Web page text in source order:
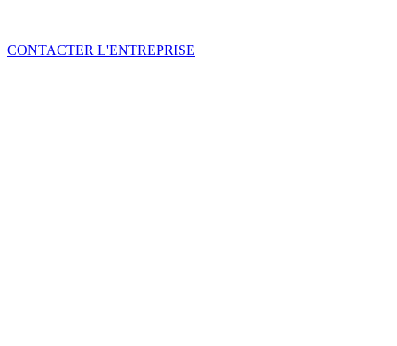
CONTACTER L'ENTREPRISE